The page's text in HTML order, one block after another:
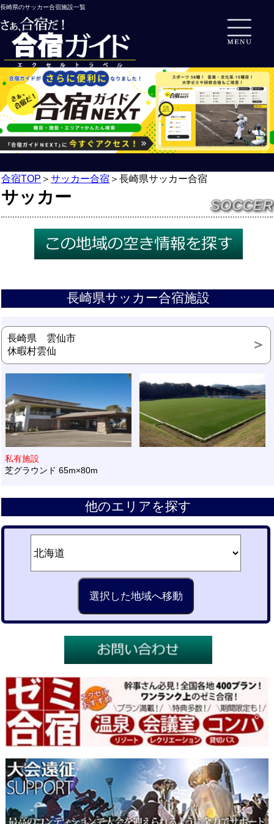
長崎県のサッカー合宿施設一覧
合宿TOP ＞ サッカー合宿 ＞ 長崎県サッカー合宿
サッカー SOCCER
長崎県サッカー合宿施設
長崎県 雲仙市
休暇村雲仙
私有施設
芝グラウンド 65m×80m
他のエリアを探す